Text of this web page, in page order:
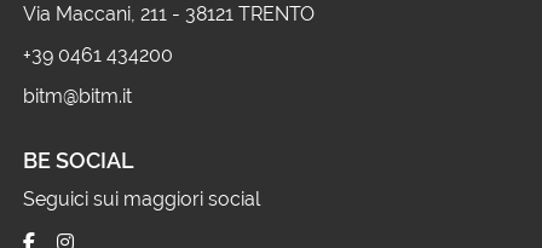
Via Maccani, 211 - 38121 TRENTO
+39 0461 434200
bitm@bitm.it
BE SOCIAL
Seguici sui maggiori social